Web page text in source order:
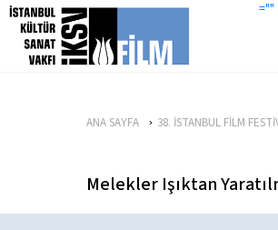
icerigi atla =""
ANA SAYFA 38. İSTANBUL FİLM
Melekler Işıktan